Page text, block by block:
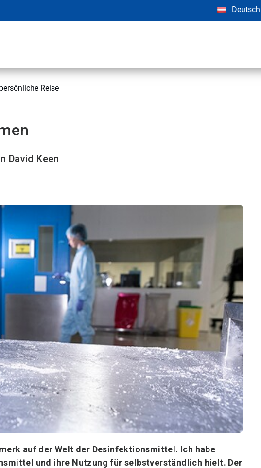
Deutsch
Reise
David Keen
auf der Welt der Desinfektionsmittel. Ich habe
und ihre Nutzung für selbstverständlich hielt. Der